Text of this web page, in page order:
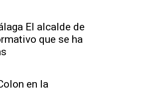
El alcalde de
que se ha
en la